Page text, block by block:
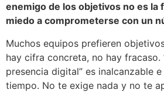
enemigo de los objetivos no es la
miedo a comprometerse con un
Muchos equipos prefieren
hay cifra concreta, no hay fracaso.
presencia digital” es inalcanzable
tiempo. No te exige nada y no te